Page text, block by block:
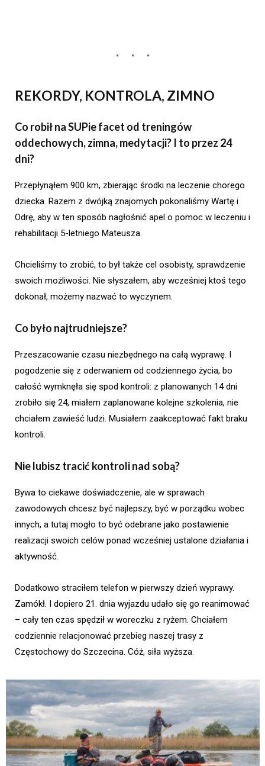
REKORDY, KONTROLA, ZIMNO
Co robił na SUPie facet od treningów
oddechowych, zimna, medytacji? I to przez 24
dni?
Przepłynąłem 900 km, zbierając środki na leczenie chorego
dziecka. Razem z dwójką znajomych pokonaliśmy Wartę i
Odrę, aby w ten sposób nagłośnić apel o pomoc w leczeniu i
rehabilitacji 5-letniego Mateusza.
Chcieliśmy to zrobić, to był także cel osobisty, sprawdzenie
swoich możliwości. Nie słyszałem, aby wcześniej ktoś tego
dokonał, możemy nazwać to wyczynem.
Co było najtrudniejsze?
Przeszacowanie czasu niezbędnego na całą wyprawę. I
pogodzenie się z oderwaniem od codziennego życia, bo
całość wymknęła się spod kontroli: z planowanych 14 dni
zrobiło się 24, miałem zaplanowane kolejne szkolenia, nie
chciałem zawieść ludzi. Musiałem zaakceptować fakt braku
kontroli.
Nie lubisz tracić kontroli nad sobą?
Bywa to ciekawe doświadczenie, ale w sprawach
zawodowych chcesz być najlepszy, być w porządku wobec
innych, a tutaj mogło to być odebrane jako postawienie
realizacji swoich celów ponad wcześniej ustalone działania i
aktywność.
Dodatkowo straciłem telefon w pierwszy dzień wyprawy.
Zamókł. I dopiero 21. dnia wyjazdu udało się go reanimować
– cały ten czas spędził w woreczku z ryżem. Chciałem
codziennie relacjonować przebieg naszej trasy z
Częstochowy do Szczecina. Cóż, siła wyższa.